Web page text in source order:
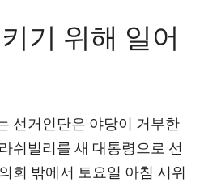
기 위해 일어
선거인단은 야당이 거부한
쉬빌리를 새 대통령으로 선
회 밖에서 토요일 아침 시위